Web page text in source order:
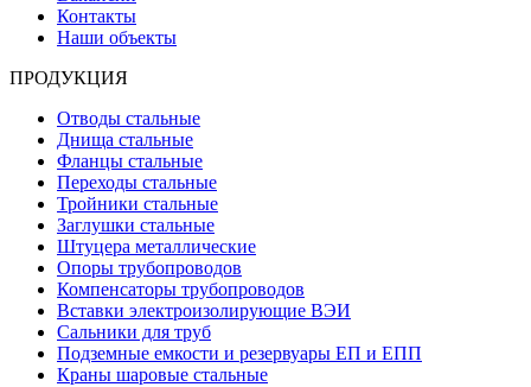
Контакты
Наши объекты
ПРОДУКЦИЯ
Отводы стальные
Днища стальные
Фланцы стальные
Переходы стальные
Тройники стальные
Заглушки стальные
Штуцера металлические
Опоры трубопроводов
Компенсаторы трубопроводов
Вставки электроизолирующие ВЭИ
Сальники для труб
Подземные емкости и резервуары ЕП и ЕПП
Краны шаровые стальные